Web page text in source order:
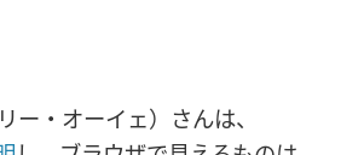
・オーイェ）さんは、